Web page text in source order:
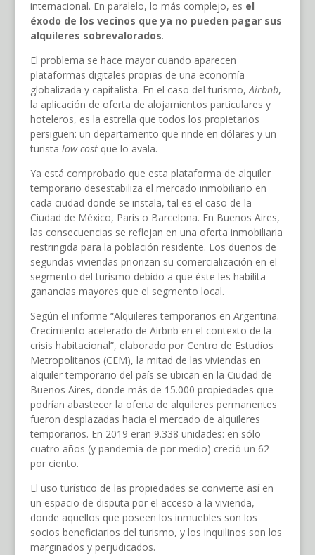
internacional. En paralelo, lo más complejo, es el
éxodo de los vecinos que ya no pueden pagar sus
alquileres sobrevalorados.
El problema se hace mayor cuando aparecen
plataformas digitales propias de una economía
globalizada y capitalista. En el caso del turismo,Airbnb,
la aplicación de oferta de alojamientos particulares y
hoteleros, es la estrella que todos los propietarios
persiguen: un departamento que rinde en dólares y un
turista low costque lo avala.
Ya está comprobado que esta plataforma de alquiler
temporario desestabiliza el mercado inmobiliario en
cada ciudad donde se instala, tal es el caso de la
Ciudad de México, París o Barcelona. En Buenos Aires,
las consecuencias se reflejan en una oferta inmobiliaria
restringida para la población residente. Los dueños de
segundas viviendas priorizan su comercialización en el
segmento del turismo debido a que éste les habilita
ganancias mayores que el segmento local.
Según el informe “Alquileres temporarios en Argentina.
Crecimiento acelerado de Airbnb en el contexto de la
crisis habitacional”, elaborado por Centro de Estudios
Metropolitanos (CEM), la mitad de las viviendas en
alquiler temporario del país se ubican en la Ciudad de
Buenos Aires, donde más de 15.000 propiedades que
podrían abastecer la oferta de alquileres permanentes
fueron desplazadas hacia el mercado de alquileres
temporarios. En 2019 eran 9.338 unidades: en sólo
cuatro años (y pandemia de por medio) creció un 62
por ciento.
El uso turístico de las propiedades se convierte así en
un espacio de disputa por el acceso a la vivienda,
donde aquellos que poseen los inmuebles son los
socios beneficiarios del turismo, y los inquilinos son los
marginados y perjudicados.